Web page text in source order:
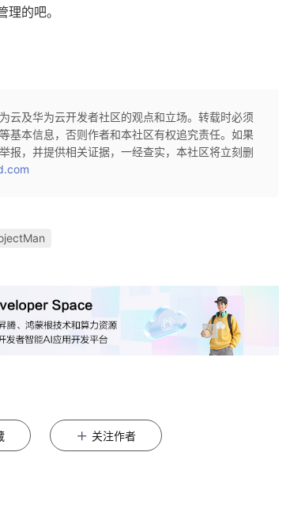
的吧。
云及华为云开发者社区的观点和立场。转载时必须
基本信息，否则作者和本社区有权追究责任。如果
报，并提供相关证据，一经查实，本社区将立刻删
关注作者